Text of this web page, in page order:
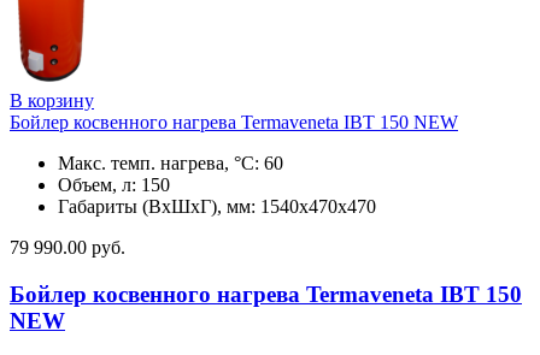
В корзину
Бойлер косвенного нагрева Termaveneta IBT 150 NEW
Макс. темп. нагрева, °С: 60
Объем, л: 150
Габариты (ВхШхГ), мм: 1540x470x470
79 990.00 руб.
Бойлер косвенного нагрева Termaveneta IBT 150
NEW